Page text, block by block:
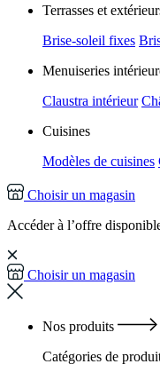
Terrasses et
Brise-soleil fixes
Menuiseries
Claustra intérieur
Cuisines
Modèles de cuisines
Choisir un magasin
Accéder à l’offre
Choisir un magasin
Nos produits
Catégories de